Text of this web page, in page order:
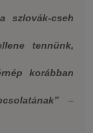
szlovák-cseh
tennünk,
korábban
–